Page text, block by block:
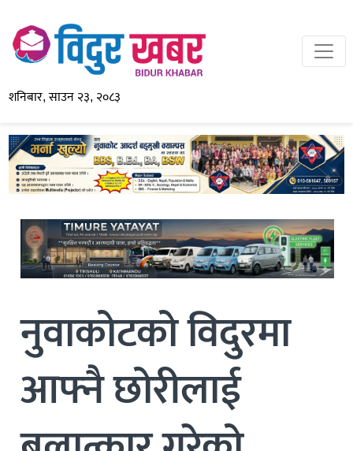
शनिबार, साउन २३, २०८३
नुवाकोटको विदुरमा
आफ्नै छोरीलाई